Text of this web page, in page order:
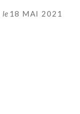
le 18 MAI 2021